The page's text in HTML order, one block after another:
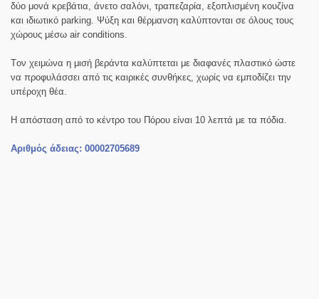
δύο μονά κρεβάτια, άνετο σαλόνι, τραπεζαρία, εξοπλισμένη κουζίνα
και ιδιωτικό parking. Ψύξη και θέρμανση καλύπτονται σε όλους τους
χώρους μέσω air conditions.
Tον χειμώνα η μισή βεράντα καλύπτεται με διαφανές πλαστικό ώστε
να προφυλάσσει από τις καιρικές συνθήκες, χωρίς να εμποδίζει την
υπέροχη θέα.
Η απόσταση από το κέντρο του Πόρου είναι 10 λεπτά με τα πόδια.
Αριθμός άδειας: 00002705689